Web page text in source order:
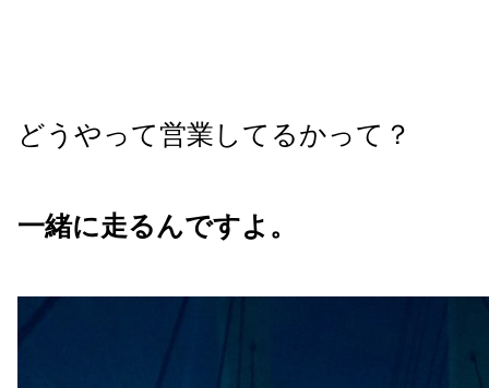
どうやって営業してるかって？
一緒に走るんですよ。